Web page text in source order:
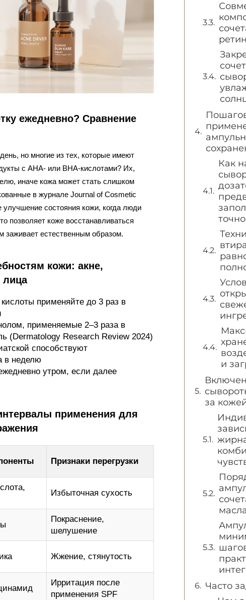
ежедневно? Сравнение
но многие из тех, которые имеют
с АНА- или ВНА-кислотами? Их,
иначе кожа может стать слишком
в журнале Journal of Cosmetic
состояния кожи, когда люди
позволяет коже восстанавливаться
заживает естественным образом.
кожи: акне,
лица
применяйте до 3 раз в
применяемые 2–3 раза в
(Dermatology Research Review 2024)
способствуют
в неделю
утром, если далее
применения для
Признаки перегрузки
Избыточная сухость
Покраснение,
шелушение
Жжение, стянутость
Ирритация после
применения SPF
Как
и
за
Часто